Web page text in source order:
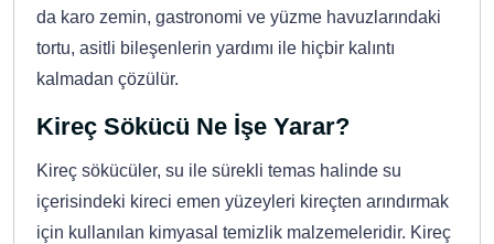
da karo zemin, gastronomi ve yüzme havuzlarındaki
tortu, asitli bileşenlerin yardımı ile hiçbir kalıntı
kalmadan çözülür.
Kireç Sökücü Ne İşe Yarar?
Kireç sökücüler, su ile sürekli temas halinde su
içerisindeki kireci emen yüzeyleri kireçten arındırmak
için kullanılan kimyasal temizlik malzemeleridir. Kireç